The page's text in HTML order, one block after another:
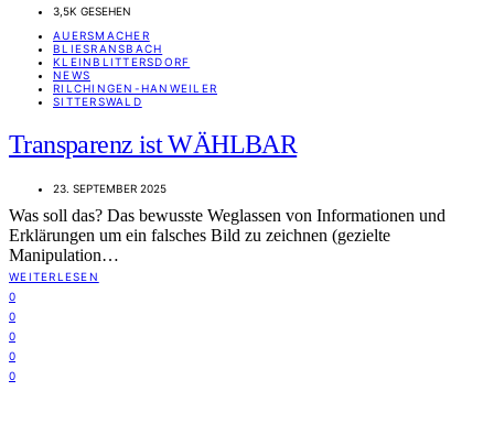
3,5K GESEHEN
AUERSMACHER
BLIESRANSBACH
KLEINBLITTERSDORF
NEWS
RILCHINGEN-HANWEILER
SITTERSWALD
Transparenz ist WÄHLBAR
23. SEPTEMBER 2025
Was soll das? Das bewusste Weglassen von Informationen und
Erklärungen um ein falsches Bild zu zeichnen (gezielte
Manipulation…
WEITERLESEN
0
0
0
0
0